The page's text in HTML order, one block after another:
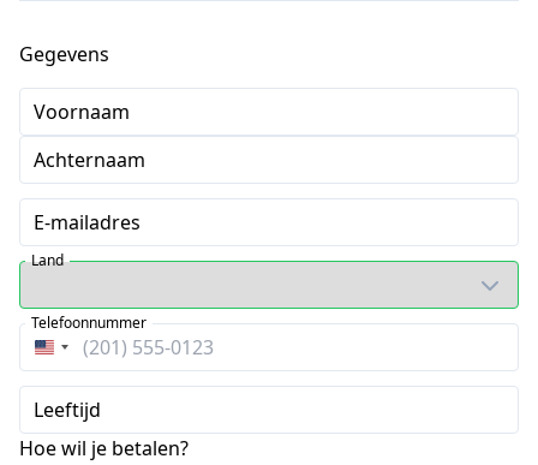
Gegevens
Voornaam
Achternaam
E-mailadres
Land
Verenigde
Staten
+1
Telefoonnummer
Leeftijd
Hoe wil je betalen?